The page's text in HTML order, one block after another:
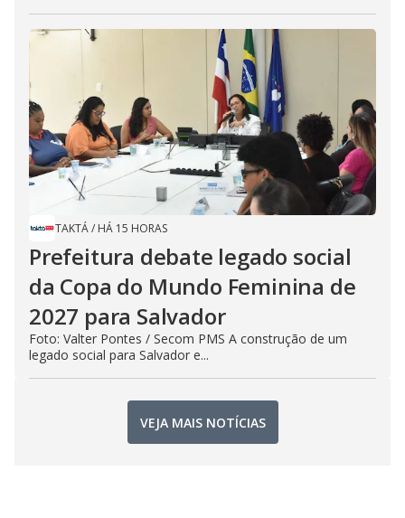
TAKTÁ/ HÁ 15 HORAS
Prefeitura debate legado social
da Copa do Mundo Feminina de
2027 para Salvador
Foto: Valter Pontes / Secom PMS A construção de um
legado social para Salvador e...
VEJA MAIS NOTÍCIAS